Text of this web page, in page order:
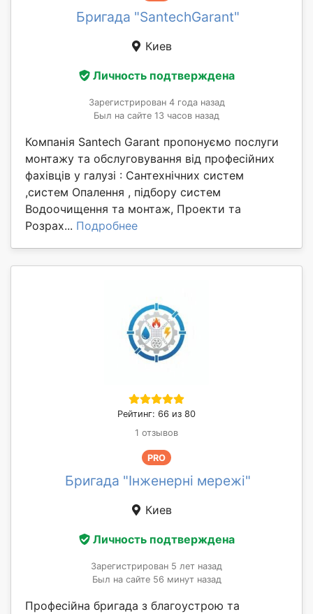
Бригада "SantechGarant"
Киев
Личность подтверждена
Зарегистрирован 4 года назад
Был на сайте 13 часов назад
Компанія Santech Garant пропонуємо послуги
монтажу та обслуговування від професійних
фахівців у галузі : Сантехнічних систем
,систем Опалення , підбору систем
Водоочищення та монтаж, Проекти та
Розрах... Подробнее
Рейтинг: 66 из 80
1 отзывов
PRO
Бригада "Інженерні мережі"
Киев
Личность подтверждена
Зарегистрирован 5 лет назад
Был на сайте 56 минут назад
Професійна бригада з благоустрою та